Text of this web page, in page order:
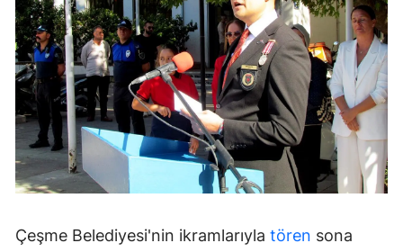
Çeşme Belediyesi'nin ikramlarıyla tören sona